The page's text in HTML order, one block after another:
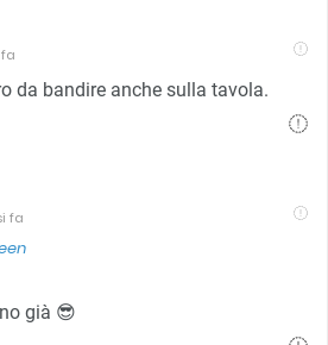
da bandire anche sulla tavola.
fa
già 😎